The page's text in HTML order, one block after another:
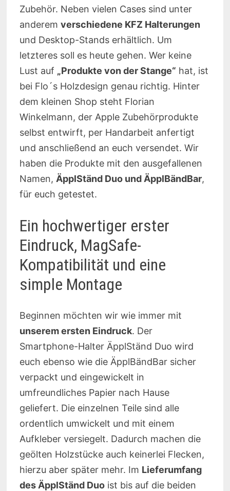
Zubehör. Neben vielen Cases sind unter
anderem verschiedene KFZ Halterungen
und Desktop-Stands erhältlich. Um
letzteres soll es heute gehen. Wer keine
Lust auf „Produkte von der Stange“ hat, ist
bei Flo´s Holzdesign genau richtig. Hinter
dem kleinen Shop steht Florian
Winkelmann, der Apple Zubehörprodukte
selbst entwirft, per Handarbeit anfertigt
und anschließend an euch versendet. Wir
haben die Produkte mit den ausgefallenen
Namen, ÄpplStänd Duo und ÄpplBändBar,
für euch getestet.
Ein hochwertiger erster
Eindruck, MagSafe-
Kompatibilität und eine
simple Montage
Beginnen möchten wir wie immer mit
unserem ersten Eindruck. Der
Smartphone-Halter ÄpplStänd Duo wird
euch ebenso wie die ÄpplBändBar sicher
verpackt und eingewickelt in
umfreundliches Papier nach Hause
geliefert. Die einzelnen Teile sind alle
ordentlich umwickelt und mit einem
Aufkleber versiegelt. Dadurch machen die
geölten Holzstücke auch keinerlei Flecken,
hierzu aber später mehr. Im Lieferumfang
des ÄpplStänd Duoist bis auf die beiden